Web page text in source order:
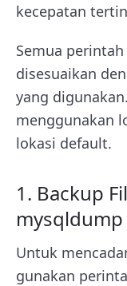
kecepatan
Semua
disesuaikan
yang
menggunakan
lokasi default.
1. Backup
Untuk
gunakan